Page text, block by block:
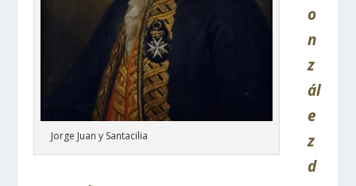
Jorge Juan y Santacilia
o
n
z
ál
e
z
d